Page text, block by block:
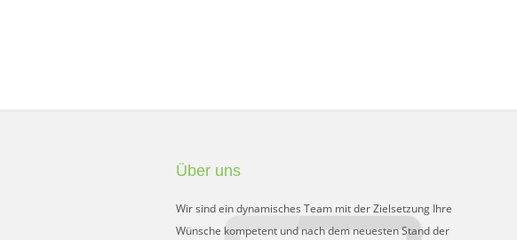
Über uns
Wir sind ein dynamisches Team mit der Zielsetzung Ihre
Wünsche kompetent und nach dem neuesten Stand der